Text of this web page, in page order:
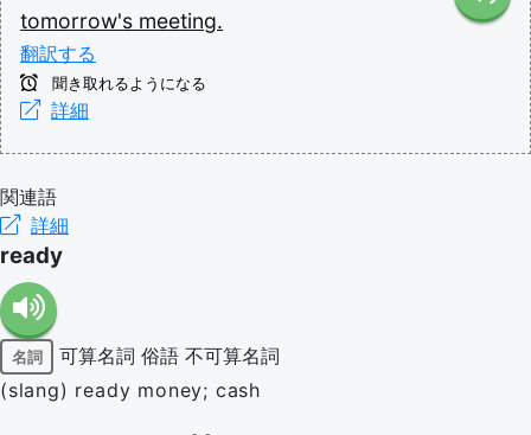
tomorrow's meeting.
翻訳する
聞き取れるようになる
詳細
関連語
詳細
ready
名詞 可算名詞 俗語 不可算名詞
(slang) ready money; cash